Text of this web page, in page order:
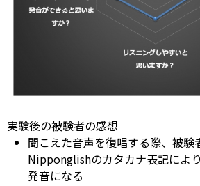
実験後の被験者の感想
聞こえた音声を復唱する際、被験
Nipponglishのカタカナ表記によ
発音になる